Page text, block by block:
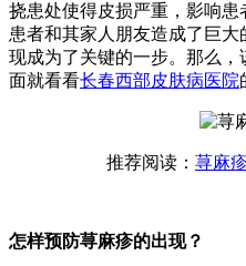
挠患处使得皮损严重，影响
患者和其家人朋友造成了巨
现成为了关键的一步。那么
面就看看长春西部皮肤病医院
推荐阅读： 荨麻
怎样预防荨麻疹的出现？